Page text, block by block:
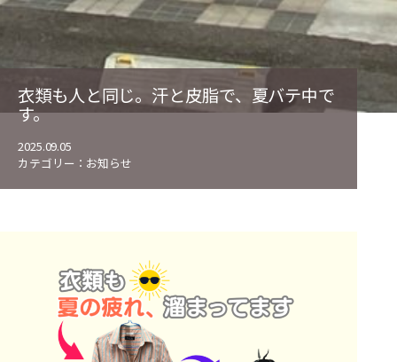
衣類も人と同じ。汗と皮脂で、夏バテ中で
す。
2025.09.05
カテゴリー： お知らせ